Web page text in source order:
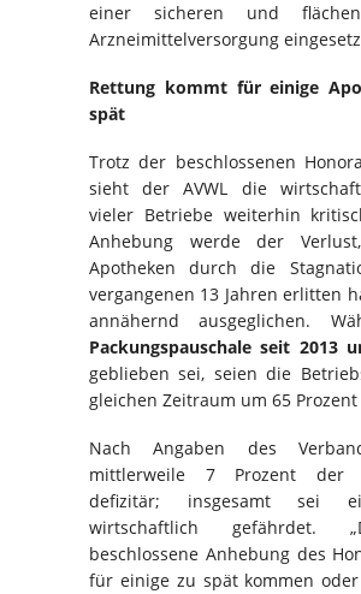
einer sicheren und
Arzneimittelversorgung
Rettung kommt für einige
spät
Trotz der beschlossenen
sieht der AVWL die
vieler Betriebe weiterhin
Anhebung werde der
Apotheken durch die
vergangenen 13 Jahren erlitten
annähernd ausgeglichen.
Packungspauschale seit 2013
geblieben sei, seien die
gleichen Zeitraum um 65
Nach Angaben des
mittlerweile 7 Prozent der
defizitär; insgesamt sei
wirtschaftlich gefährdet.
beschlossene Anhebung des
für einige zu spät kommen